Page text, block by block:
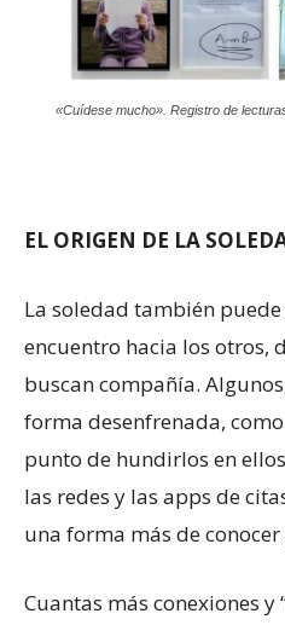
«Cuídese mucho». Registro de
EL ORIGEN DE LA
La soledad también
encuentro hacia los otros,
buscan compañía.
forma desenfrenada,
punto de hundirlos en
las redes y las apps de
una forma más de conocer
Cuantas más conexiones y